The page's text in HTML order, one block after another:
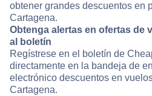
obtener grandes descuentos en
Cartagena.
Obtenga alertas en ofertas de
al boletín
Regístrese en el boletín de
directamente en la bandeja de
electrónico descuentos en
Cartagena.